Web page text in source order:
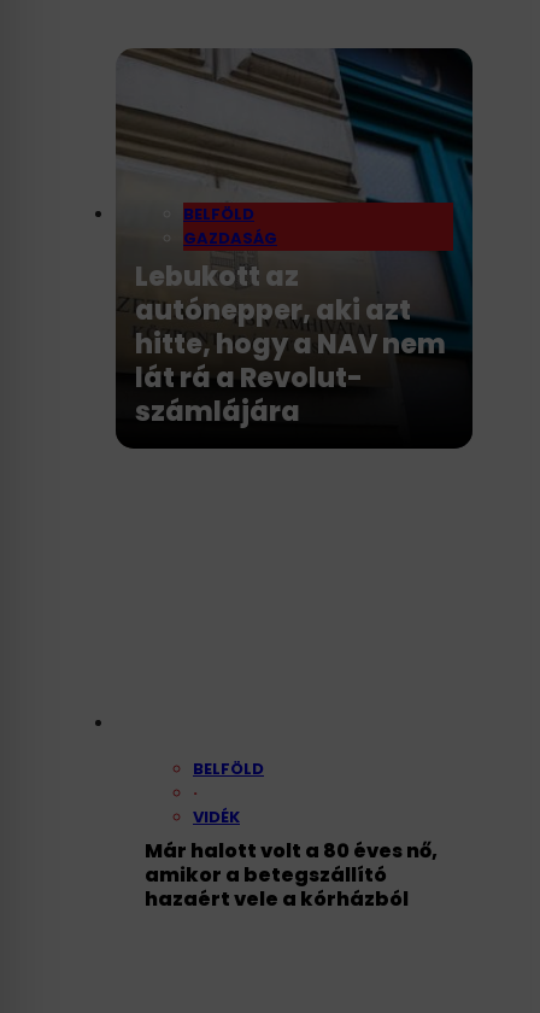
BELFÖLD
GAZDASÁG
Lebukott az
autónepper, aki azt
hitte, hogy a NAV nem
lát rá a Revolut-
számlájára
BELFÖLD
·
VIDÉK
Már halott volt a 80 éves nő,
amikor a betegszállító
hazaért vele a kórházból